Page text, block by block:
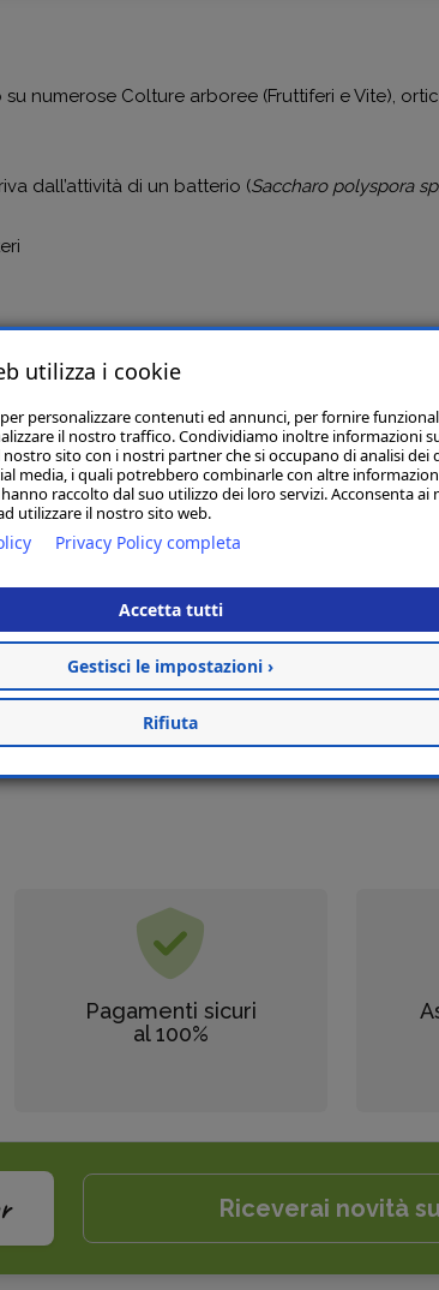
numerose Colture arboree (Fruttiferi e Vite),
dall’attività di un batterio (Saccharo polyspora
Articoli Correlati
GOLD LT. 1
16,00
Non Disponibile
Pagamenti sicuri
al 100%
Riceverai novità
utilizza i cookie
personalizzare contenuti ed annunci, per fornire
il nostro traffico. Condividiamo inoltre informazioni
sito con i nostri partner che si occupano di analisi dei
media, i quali potrebbero combinarle con altre
raccolto dal suo utilizzo dei loro servizi. Acconsenta ai
utilizzare il nostro sito web.
Privacy Policy completa
Accetta tutti
Gestisci le impostazioni ›
Rifiuta